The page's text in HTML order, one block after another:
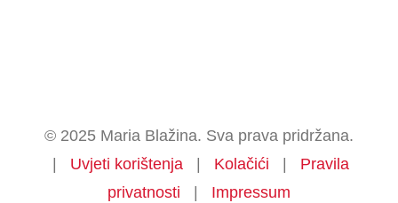
© 2025 Maria Blažina. Sva prava pridržana.
| Uvjeti korištenja | Kolačići | Pravila
privatnosti | Impressum